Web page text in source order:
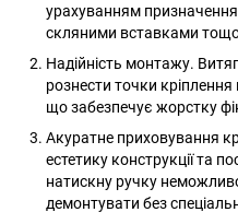
урахуванням призначення
скляними вставками
Надійність монтажу.
рознести точки
що забезпечує жорстку
Акуратне приховування
естетику конструкції та
натискну ручку
демонтувати без